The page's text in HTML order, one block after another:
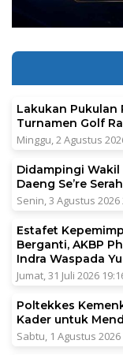
Lakukan Pukulan
Turnamen Golf
Minggu, 2 Agustus
Didampingi Wakil
Daeng Se’re
Senin, 3 Agustus 2026
Estafet
Berganti, AKBP
Indra Waspada
Jumat, 31 Juli 2026
Poltekkes
Kader untuk
Sabtu, 1 Agustus 2026